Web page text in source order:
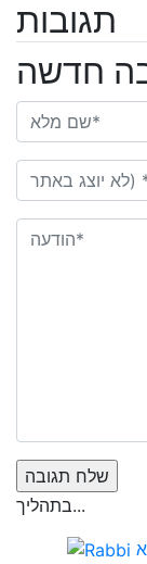
תגובות
חדשה
בתהליך...